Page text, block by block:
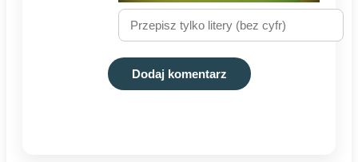
Dodaj komentarz